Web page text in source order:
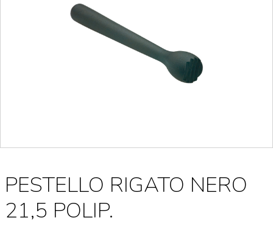
PESTELLO RIGATO NERO
21,5 POLIP.